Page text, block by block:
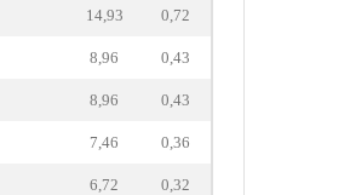
14,93 0,72
8,96 0,43
8,96 0,43
7,46 0,36
6,72 0,32